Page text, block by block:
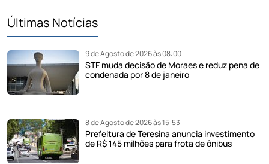
Últimas Notícias
9 de Agosto de 2026 às 08:00
STF muda decisão de Moraes e reduz pena de
condenada por 8 de janeiro
8 de Agosto de 2026 às 15:53
Prefeitura de Teresina anuncia investimento
de R$ 145 milhões para frota de ônibus